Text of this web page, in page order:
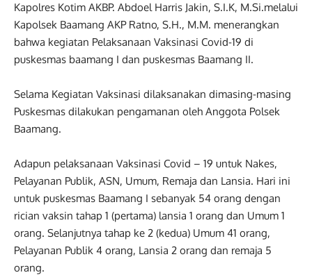
Kapolres Kotim AKBP. Abdoel Harris Jakin, S.I.K, M.Si.melalui
Kapolsek Baamang AKP Ratno, S.H., M.M. menerangkan
bahwa kegiatan Pelaksanaan Vaksinasi Covid-19 di
puskesmas baamang I dan puskesmas Baamang II.
Selama Kegiatan Vaksinasi dilaksanakan dimasing-masing
Puskesmas dilakukan pengamanan oleh Anggota Polsek
Baamang.
Adapun pelaksanaan Vaksinasi Covid – 19 untuk Nakes,
Pelayanan Publik, ASN, Umum, Remaja dan Lansia. Hari ini
untuk puskesmas Baamang I sebanyak 54 orang dengan
rician vaksin tahap 1 (pertama) lansia 1 orang dan Umum 1
orang. Selanjutnya tahap ke 2 (kedua) Umum 41 orang,
Pelayanan Publik 4 orang, Lansia 2 orang dan remaja 5
orang.